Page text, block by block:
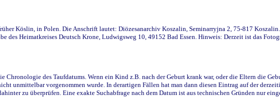
Köslin, in Polen. Die Anschrift lautet: Diözesanarchiv Koszalin, Seminarryjna 2, 75-817
des Heimatkreises Deutsch Krone, Ludwigsweg 10, 49152 Bad Essen. Hinweis: Derzeit ist das
des Taufdatums. Wenn ein Kind z.B. nach der Geburt krank war, oder die Eltern die
unmittelbar vorgenommen wurde. In derartigen Fällen hat man dann diesen Eintrag auf der
zu überprüfen. Eine exakte Suchabfrage nach dem Datum ist aus technischen Gründen nur